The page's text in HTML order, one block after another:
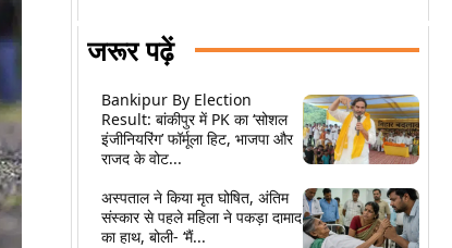
जरूर पढ़ें
Bankipur By Election
Result: बांकीपुर में PK का ‘सोशल
इंजीनियरिंग’ फॉर्मूला हिट, भाजपा और
राजद के वोट...
अस्पताल ने किया मृत घोषित, अंतिम
संस्कार से पहले महिला ने पकड़ा दामाद
का हाथ, बोली- ‘मैं...